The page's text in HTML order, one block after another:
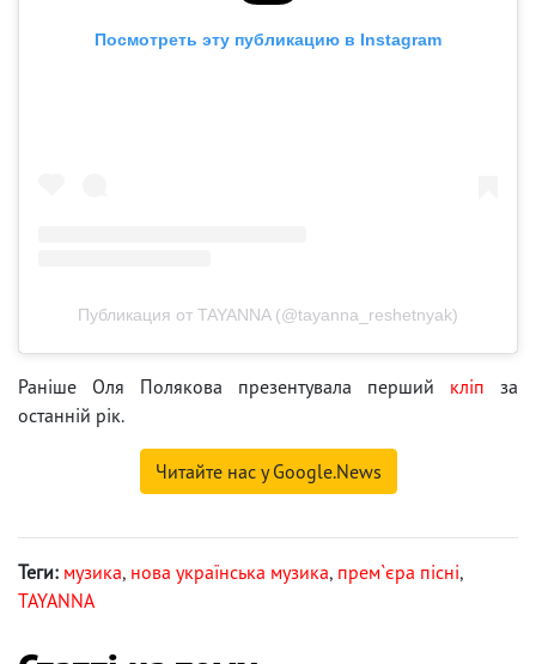
Посмотреть эту публикацию в Instagram
Публикация от TAYANNA (@tayanna_reshetnyak)
Раніше Оля Полякова презентувала перший кліп за
останній рік.
Читайте нас у Google.News
Теги: музика, нова українська музика, прем`єра пісні,
TAYANNA